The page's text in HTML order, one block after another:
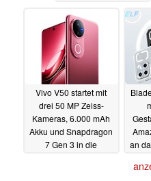
17.02.2025
Vivo V50 startet mit
drei 50 MP Zeiss-
Kameras, 6.000 mAh
Akku und Snapdragon
7 Gen 3 in die
an